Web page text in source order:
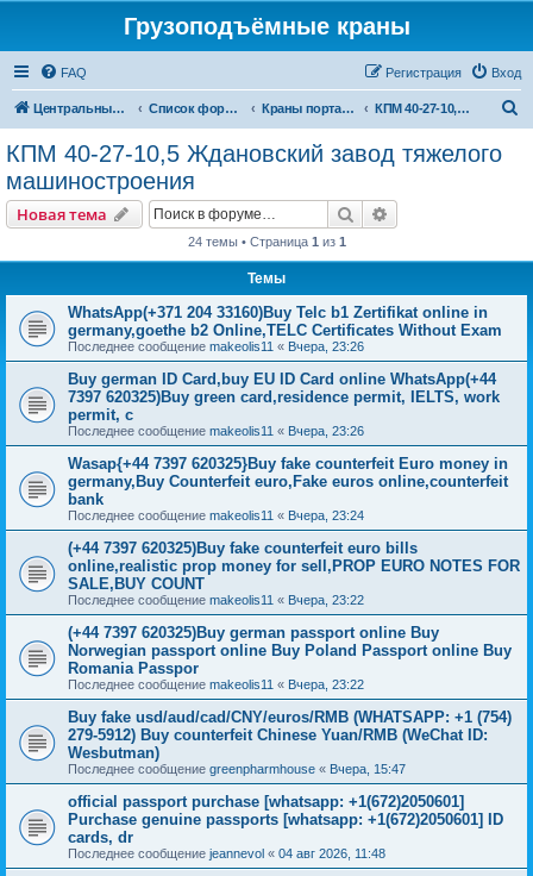
Грузоподъёмные краны
FAQ Вход
Регистрация
Центральный сайт Список форумов Краны портальные КПМ 40-27-10,5 Ждановский завод тяжелого машиностроения
КПМ 40-27-10,5 Ждановский завод тяжелого
машиностроения
Новая тема Поиск
24 темы • Страница 1 из 1
Темы
WhatsApp(+371 204 33160)Buy Telc b1 Zertifikat online in
germany,goethe b2 Online,TELC Certificates Without Exam
Последнее сообщение makeolis11 « Вчера, 23:26
Buy german ID Card,buy EU ID Card online WhatsApp(+44
7397 620325)Buy green card,residence permit, IELTS, work
permit, c
Последнее сообщение makeolis11 « Вчера, 23:26
Wasap{+44 7397 620325}Buy fake counterfeit Euro money in
germany,Buy Counterfeit euro,Fake euros online,counterfeit
bank
Последнее сообщение makeolis11 « Вчера, 23:24
(+44 7397 620325)Buy fake counterfeit euro bills
online,realistic prop money for sell,PROP EURO NOTES FOR
SALE,BUY COUNT
Последнее сообщение makeolis11 « Вчера, 23:22
(+44 7397 620325)Buy german passport online Buy
Norwegian passport online Buy Poland Passport online Buy
Romania Passpor
Последнее сообщение makeolis11 « Вчера, 23:22
Buy fake usd/aud/cad/CNY/euros/RMB (WHATSAPP: +1 (754)
279-5912) Buy counterfeit Chinese Yuan/RMB (WeChat ID:
Wesbutman)
Последнее сообщение greenpharmhouse « Вчера, 15:47
official passport purchase [whatsapp: +1(672)2050601]
Purchase genuine passports [whatsapp: +1(672)2050601] ID
cards, dr
Последнее сообщение jeannevol « 04 авг 2026, 11:48